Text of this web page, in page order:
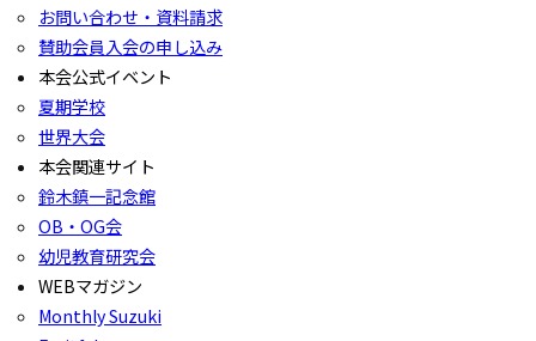
お問い合わせ・資料請求
賛助会員入会の申し込み
本会公式イベント
夏期学校
世界大会
本会関連サイト
鈴木鎮一記念館
OB・OG会
幼児教育研究会
WEBマガジン
Monthly Suzuki